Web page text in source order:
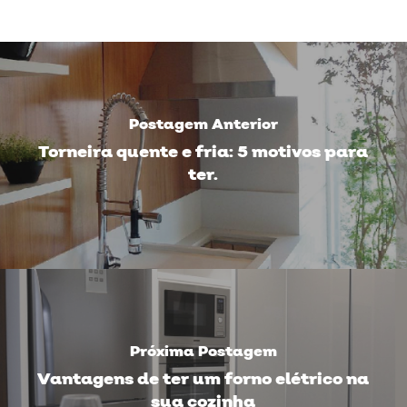
Postagem Anterior
Torneira quente e fria: 5 motivos para
ter.
Próxima Postagem
Vantagens de ter um forno elétrico na
sua cozinha